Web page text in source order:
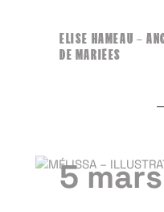
ELISE HAMEAU –
DE MARIÉES
5 mars